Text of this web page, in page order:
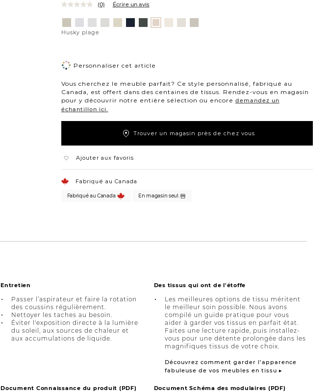
(0) Écrire un avis
Variations
platineneigeargenture
charbon
étain
Husky plage
Personnaliser cet article
Vous cherchez le meuble parfait? Ce style personnalisé, fabriqué au
Canada, est offert dans des centaines de tissus. Rendez-vous en magasin
pour y découvrir notre entière sélection ou encore demandez un
échantillon ici.
Trouver un magasin près de chez vous
Ajouter aux favoris
Fabriqué au Canada
Fabriqué au Canada En magasin seul.
Entretien
Passer l’aspirateur et faire la rotation
des coussins régulièrement.
Nettoyer les taches au besoin.
Éviter l'exposition directe à la lumière
du soleil, aux sources de chaleur et
aux accumulations de liquide.
Des tissus qui ont de l'étoffe
Les meilleures options de tissu méritent
le meilleur soin possible. Nous avons
compilé un guide pratique pour vous
aider à garder vos tissus en parfait état.
Faites une lecture rapide, puis installez-
vous pour une détente prolongée dans les
magnifiques tissus de votre choix.
Découvrez comment garder l’apparence
fabuleuse de vos meubles en tissu ▸
Document Connaissance du produit (PDF) Document Schéma des modulaires (PDF)